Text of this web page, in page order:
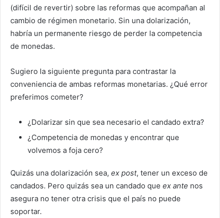
(difícil de revertir) sobre las reformas que acompañan al
cambio de régimen monetario. Sin una dolarización,
habría un permanente riesgo de perder la competencia
de monedas.
Sugiero la siguiente pregunta para contrastar la
conveniencia de ambas reformas monetarias. ¿Qué error
preferimos cometer?
¿Dolarizar sin que sea necesario el candado extra?
¿Competencia de monedas y encontrar que
volvemos a foja cero?
Quizás una dolarización sea, ex post, tener un exceso de
candados. Pero quizás sea un candado que ex ante nos
asegura no tener otra crisis que el país no puede
soportar.